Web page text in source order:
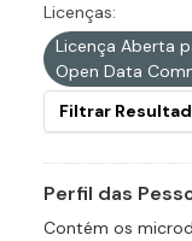
Licenças:
Licença Aberta
Open Data
Filtrar
Perfil das
Contém os